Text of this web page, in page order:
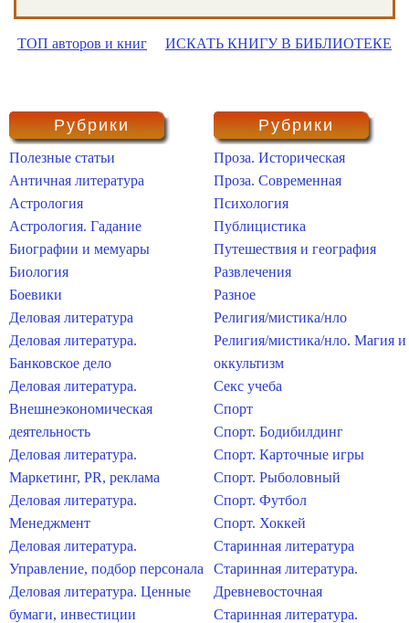
ТОП авторов и книг ИСКАТЬ КНИГУ В БИБЛИОТЕКЕ
Рубрики
Полезные статьи
Античная литература
Астрология
Астрология. Гадание
Биографии и мемуары
Биология
Боевики
Деловая литература
Деловая литература.
Банковское дело
Деловая литература.
Внешнеэкономическая
деятельность
Деловая литература.
Маркетинг, PR, реклама
Деловая литература.
Менеджмент
Деловая литература.
Управление, подбор персонала
Деловая литература. Ценные
бумаги, инвестиции
Рубрики
Проза. Историческая
Проза. Современная
Психология
Публицистика
Путешествия и география
Развлечения
Разное
Религия/мистика/нло
Религия/мистика/нло. Магия и
оккультизм
Секс учеба
Спорт
Спорт. Бодибилдинг
Спорт. Карточные игры
Спорт. Рыболовный
Спорт. Футбол
Спорт. Хоккей
Старинная литература
Старинная литература.
Древневосточная
Старинная литература.